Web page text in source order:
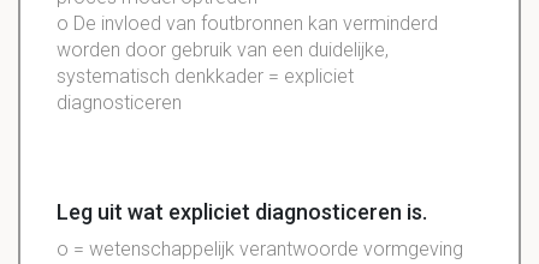
o De invloed van foutbronnen kan verminderd
worden door gebruik van een duidelijke,
systematisch denkkader = expliciet
diagnosticeren
Leg uit wat expliciet diagnosticeren is.
o = wetenschappelijk verantwoorde vormgeving